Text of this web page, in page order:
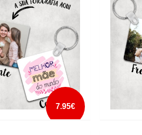
add à lista
7.95€